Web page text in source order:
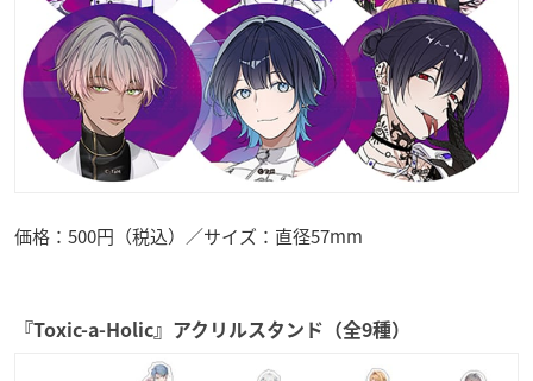
価格：500円（税込）／サイズ：直径57mm
『Toxic-a-Holic』アクリルスタンド（全9種）